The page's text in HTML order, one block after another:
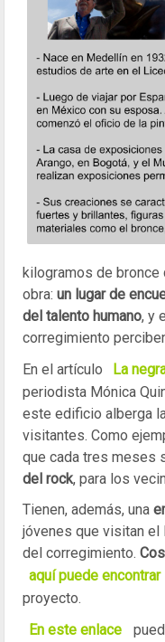
kilogramos de bronce
obra: un lugar de
del talento humano, y
corregimiento
En el artículo
La
periodista Mónica
este edificio alberga
visitantes. Como
que cada tres meses
del rock, para los
Tienen, además, una
jóvenes que visitan
del corregimiento.
aquí puede
proyecto.
En este enlace